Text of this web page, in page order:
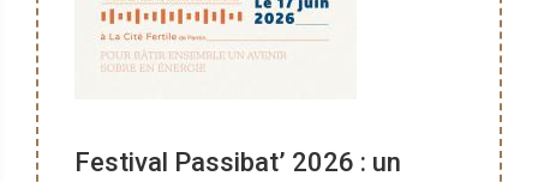
Festival Passibat’ 2026 : un